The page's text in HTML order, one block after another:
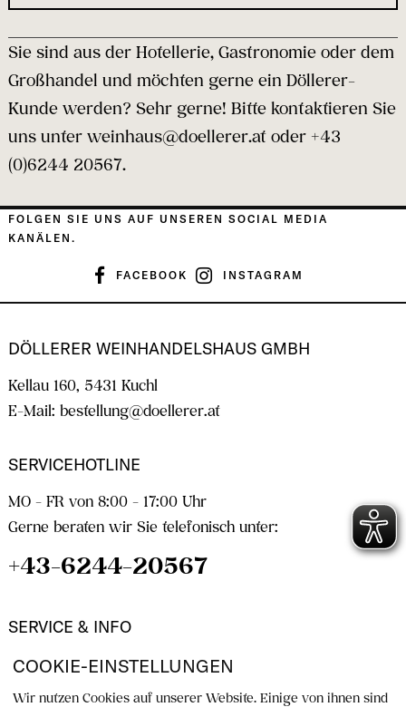
Sie sind aus der Hotellerie, Gastronomie oder dem
Großhandel und möchten gerne ein Döllerer-
Kunde werden? Sehr gerne! Bitte kontaktieren Sie
uns unter weinhaus@doellerer.atoder +43
(0)6244 20567.
FOLGEN SIE UNS AUF UNSEREN SOCIAL MEDIA
KANÄLEN.
FACEBOOK INSTAGRAM
DÖLLERER WEINHANDELSHAUS GMBH
Kellau 160, 5431 Kuchl
E-Mail: bestellung@doellerer.at
SERVICEHOTLINE
MO - FR von 8:00 - 17:00 Uhr
Gerne beraten wir Sie telefonisch unter:
+43-6244-20567
SERVICE & INFO
Rückgabe
Versandkosten
COOKIE-EINSTELLUNGEN
Wir nutzen Cookies auf unserer Website. Einige von ihnen sind